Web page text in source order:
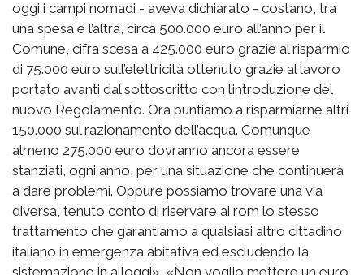
oggi i campi nomadi - aveva dichiarato - costano, tra
una spesa e l’altra, circa 500.000 euro all’anno per il
Comune, cifra scesa a 425.000 euro grazie al risparmio
di 75.000 euro sull’elettricità ottenuto grazie al lavoro
portato avanti dal sottoscritto con l’introduzione del
nuovo Regolamento. Ora puntiamo a risparmiarne altri
150.000 sul razionamento dell’acqua. Comunque
almeno 275.000 euro dovranno ancora essere
stanziati, ogni anno, per una situazione che continuerà
a dare problemi. Oppure possiamo trovare una via
diversa, tenuto conto di riservare ai rom lo stesso
trattamento che garantiamo a qualsiasi altro cittadino
italiano in emergenza abitativa ed escludendo la
sistemazione in alloggi». «Non voglio mettere un euro